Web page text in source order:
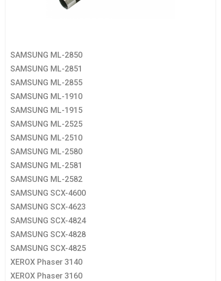
SAMSUNG ML-2850
SAMSUNG ML-2851
SAMSUNG ML-2855
SAMSUNG ML-1910
SAMSUNG ML-1915
SAMSUNG ML-2525
SAMSUNG ML-2510
SAMSUNG ML-2580
SAMSUNG ML-2581
SAMSUNG ML-2582
SAMSUNG SCX-4600
SAMSUNG SCX-4623
SAMSUNG SCX-4824
SAMSUNG SCX-4828
SAMSUNG SCX-4825
XEROX Phaser 3140
XEROX Phaser 3160